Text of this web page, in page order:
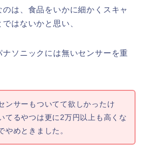
は、食品をいかに細かくスキャ
はないかと思い、
ソニックには無いセンサーを重
ンサーもついてて欲しかったけ
てるやつは更に2万円以上も高くな
やめときました。